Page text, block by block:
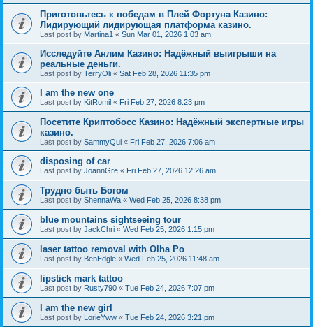
Приготовьтесь к победам в Плей Фортуна Казино:
Лидирующий лидирующая платформа казино.
Last post by Martina1 « Sun Mar 01, 2026 1:03 am
Исследуйте Анлим Казино: Надёжный выигрыши на
реальные деньги.
Last post by TerryOli « Sat Feb 28, 2026 11:35 pm
I am the new one
Last post by KitRomil « Fri Feb 27, 2026 8:23 pm
Посетите Криптобосс Казино: Надёжный экспертные игры
казино.
Last post by SammyQui « Fri Feb 27, 2026 7:06 am
disposing of car
Last post by JoannGre « Fri Feb 27, 2026 12:26 am
Трудно быть Богом
Last post by ShennaWa « Wed Feb 25, 2026 8:38 pm
blue mountains sightseeing tour
Last post by JackChri « Wed Feb 25, 2026 1:15 pm
laser tattoo removal with Olha Po
Last post by BenEdgle « Wed Feb 25, 2026 11:48 am
lipstick mark tattoo
Last post by Rusty790 « Tue Feb 24, 2026 7:07 pm
I am the new girl
Last post by LorieYww « Tue Feb 24, 2026 3:21 pm